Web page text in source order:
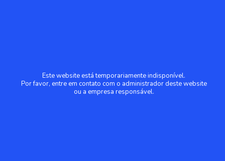
Este website está temporariamente indisponível.
Por favor, entre em contato com o administrador deste website
ou a empresa responsável.